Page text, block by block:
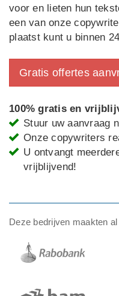
voor en lieten hun
een van onze
plaatst kunt u binnen
Gratis offertes
100% gratis en
Stuur uw aanvraag
Onze copywriters
U ontvangt
vrijblijvend!
Deze bedrijven maakten